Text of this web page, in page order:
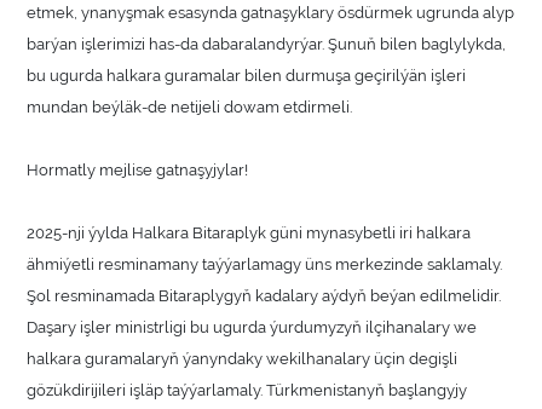
etmek, ynanyşmak esasynda gatnaşyklary ösdürmek ugrunda alyp
barýan işlerimizi has-da dabaralandyrýar. Şunuň bilen baglylykda,
bu ugurda halkara guramalar bilen durmuşa geçirilýän işleri
mundan beýläk-de netijeli dowam etdirmeli.
Hormatly mejlise gatnaşyjylar!
2025-nji ýylda Halkara Bitaraplyk güni mynasybetli iri halkara
ähmiýetli resminamany taýýarlamagy üns merkezinde saklamaly.
Şol resminamada Bitaraplygyň kadalary aýdyň beýan edilmelidir.
Daşary işler ministrligi bu ugurda ýurdumyzyň ilçihanalary we
halkara guramalaryň ýanyndaky wekilhanalary üçin degişli
gözükdirijileri işläp taýýarlamaly. Türkmenistanyň başlangyjy